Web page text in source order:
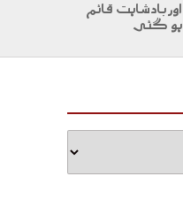
اور بادشاہت قائم
ہو گئی